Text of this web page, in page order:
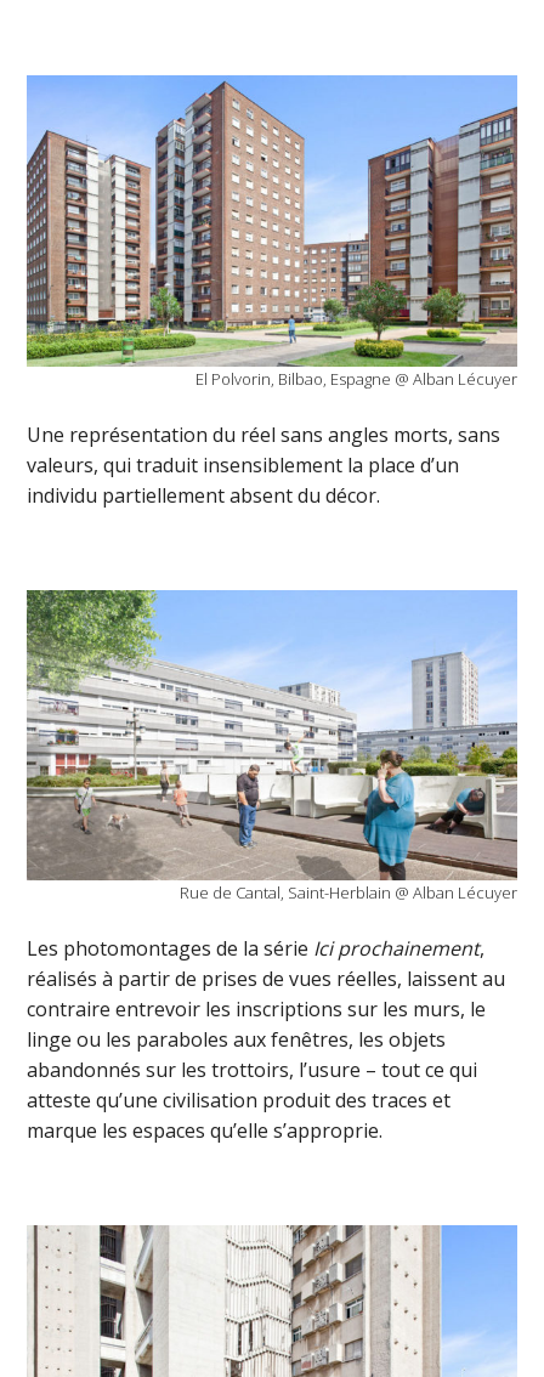
El Polvorin, Bilbao, Espagne @ Alban Lécuyer
Une représentation du réel sans angles morts, sans
valeurs, qui traduit insensiblement la place d’un
individu partiellement absent du décor.
Rue de Cantal, Saint-Herblain @ Alban Lécuyer
Les photomontages de la série Ici prochainement,
réalisés à partir de prises de vues réelles, laissent au
contraire entrevoir les inscriptions sur les murs, le
linge ou les paraboles aux fenêtres, les objets
abandonnés sur les trottoirs, l’usure – tout ce qui
atteste qu’une civilisation produit des traces et
marque les espaces qu’elle s’approprie.